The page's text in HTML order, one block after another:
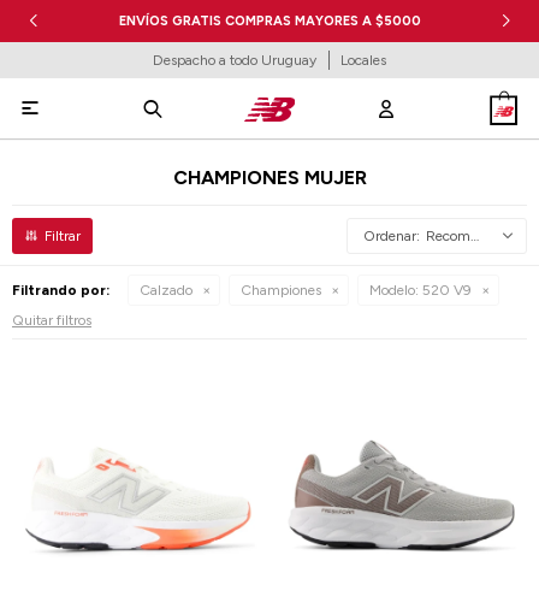
ENVÍOS GRATIS COMPRAS MAYORES A $5000
Despacho a todo Uruguay Locales

CHAMPIONES MUJER
Recomendados
Filtrando por: Calzado Championes Modelo: 520 V9
Quitar filtros